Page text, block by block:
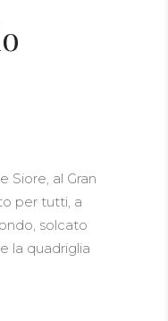
Siore, al Gran
per tutti, a
solcato
la quadriglia